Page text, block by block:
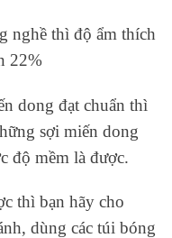
nghề thì độ ẩm thích
22%
dong đạt chuẩn thì
sợi miến dong
độ mềm là được.
thì bạn hãy cho
dùng các túi bóng